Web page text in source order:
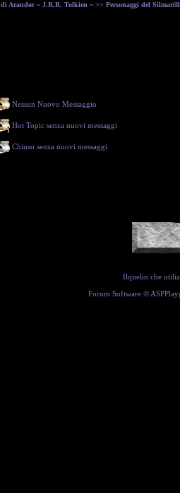
Arandor ~ J.R.R. Tolkien ~ >> Personaggi del
Nessun Nuovo Messaggio
Hot Topic senza nuovi messaggi
Chiuso senza nuovi messaggi
Ilquelin che
Forum Software ©